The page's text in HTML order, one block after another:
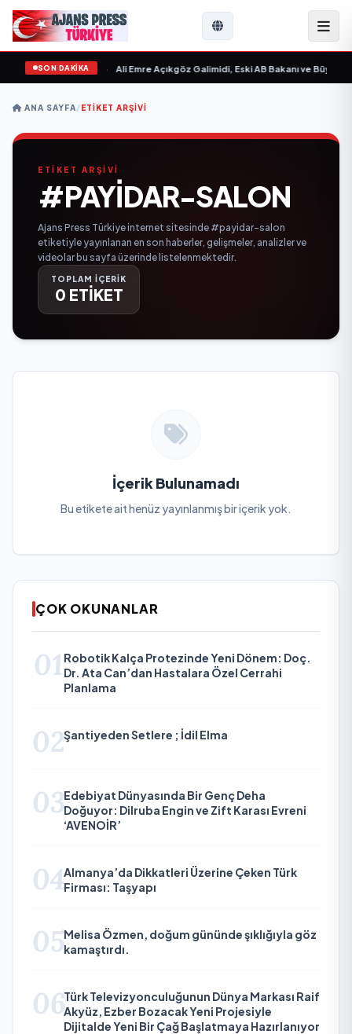
SON DAKİKA
“ yayımlandı Ali Emre Açıkgöz Galimidi, Eski AB Bakanı ve
ANA SAYFA/ETIKET ARŞIVI
ETİKET ARŞİVİ
#PAYIDAR-SALON
Ajans Press Türkiye internet sitesinde #payidar-salon
etiketiyle yayınlanan en son haberler, gelişmeler, analizler ve
videolar bu sayfa üzerinde listelenmektedir.
TOPLAM İÇERİK
0 ETİKET
İçerik Bulunamadı
Bu etikete ait henüz yayınlanmış bir içerik yok.
ÇOK OKUNANLAR
01 Robotik Kalça Protezinde Yeni Dönem: Doç.
Dr. Ata Can’dan Hastalara Özel Cerrahi
Planlama
02Şantiyeden Setlere ; İdil Elma
03Edebiyat Dünyasında Bir Genç Deha
Doğuyor: Dilruba Engin ve Zift Karası Evreni
‘AVENOİR’
04Almanya’da Dikkatleri Üzerine Çeken Türk
Firması: Taşyapı
05Melisa Özmen, doğum gününde şıklığıyla göz
kamaştırdı.
06Türk Televizyonculuğunun Dünya Markası Raif
Akyüz, Ezber Bozacak Yeni Projesiyle
Dijitalde Yeni Bir Çağ Başlatmaya Hazırlanıyor